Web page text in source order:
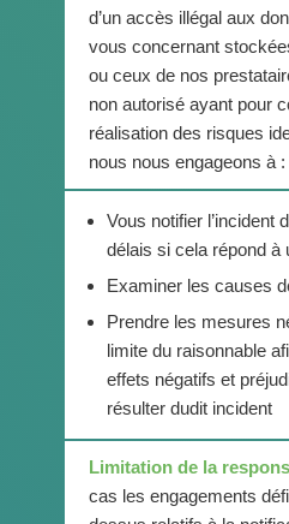
d’un accès illégal aux
vous concernant
ou ceux de nos
non autorisé ayant pour
réalisation des risques
nous nous engageons à :
Vous notifier l’incident
délais si cela répond à
Examiner les causes
Prendre les mesures
limite du raisonnable
effets négatifs et
résulter dudit incident
Limitation de la
cas les engagements